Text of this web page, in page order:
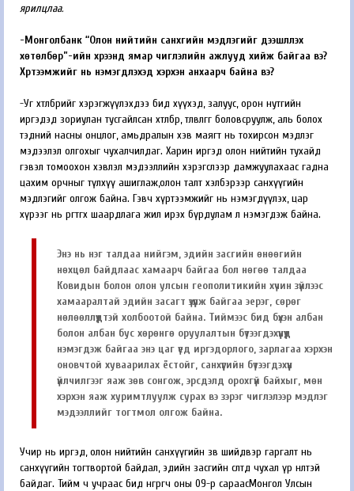
ярилцлаа.
-Монголбанк “Олон нийтийн санхүүгийн мэдлэгийг дээшлүүлэх
хөтөлбөр”-ийн хүрээнд ямар чиглэлийн ажлууд хийж байгаа вэ?
Хүртээмжийг нь нэмэгдүүлэхэд хэрхэн анхаарч байна вэ?
-Уг хөтөлбөрийг хэрэгжүүлэхдээ бид хүүхэд, залуус, орон нутгийн
иргэдэд зориулан тусгайлсан хөтөлбөр, төлөвлөгөөг боловсруулж, аль болох
тэдний насны онцлог, амьдралын хэв маягт нь тохирсон мэдлэг
мэдээлэл олгохыг чухалчилдаг. Харин иргэд олон нийтийн тухайд
гэвэл томоохон хэвлэл мэдээллийн хэрэгслээр дамжуулахаас гадна
цахим орчныг түлхүү ашиглаж,олон талт хэлбэрээр санхүүгийн
мэдлэгийг олгож байна. Гэвч хүртээмжийг нь нэмэгдүүлэх, цар
хүрээг нь өргөтгөх шаардлага жил ирэх бүрдулам л нэмэгдэж байна.
Энэ нь нэг талдаа нийгэм, эдийн засгийн өнөөгийн
нөхцөл байдлаас хамаарч байгаа бол нөгөө талдаа
Ковидын болон олон улсын геополитикийн хүчин зүйлээс
хамааралтай эдийн засагт үзүүлж байгаа эерэг, сөрөг
нөлөөллүүдтэй холбоотой байна. Тиймээс бид бүхэн албан
болон албан бус хөрөнгө оруулалтын бүтээгдэхүүнүүд
нэмэгдэж байгаа энэ цаг үед иргэдорлого, зарлагаа хэрхэн
оновчтой хуваарилах ёстойг, санхүүгийн бүтээгдэхүүн
үйлчилгээг яаж зөв сонгож, эрсдэлд орохгүй байхыг, мөн
хэрхэн яаж хуримтлуулж сурах вэ зэрэг чиглэлээр мэдлэг
мэдээллийг тогтмол олгож байна.
Учир нь иргэд, олон нийтийн санхүүгийн зөв шийдвэр гаргалт нь
санхүүгийн тогтвортой байдал, эдийн засгийн өсөлтөд чухал үр нөлөөтэй
байдаг. Тийм ч учраас бид өнгөрөгч оны 09-р сараасМонгол Улсын